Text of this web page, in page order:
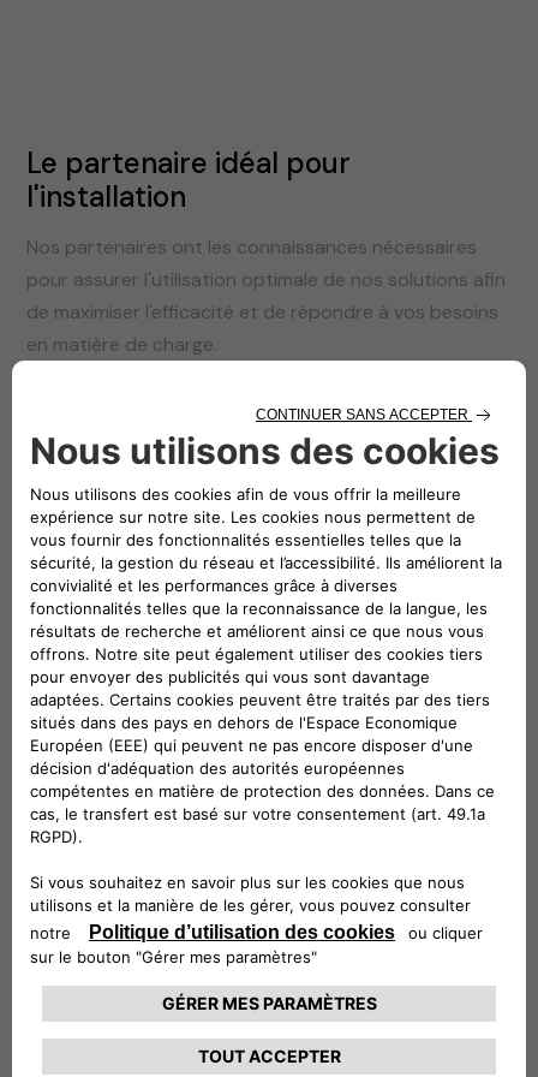
Le partenaire idéal pour
l'installation
Nos partenaires ont les connaissances nécessaires
pour assurer l'utilisation optimale de nos solutions afin
de maximiser l'efficacité et de répondre à vos besoins
en matière de charge.
Allemagne
Italie
Pays-Bas
Portugal